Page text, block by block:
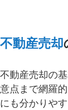
不動産売却
不動産売却の
意点まで網羅
にも分かりや